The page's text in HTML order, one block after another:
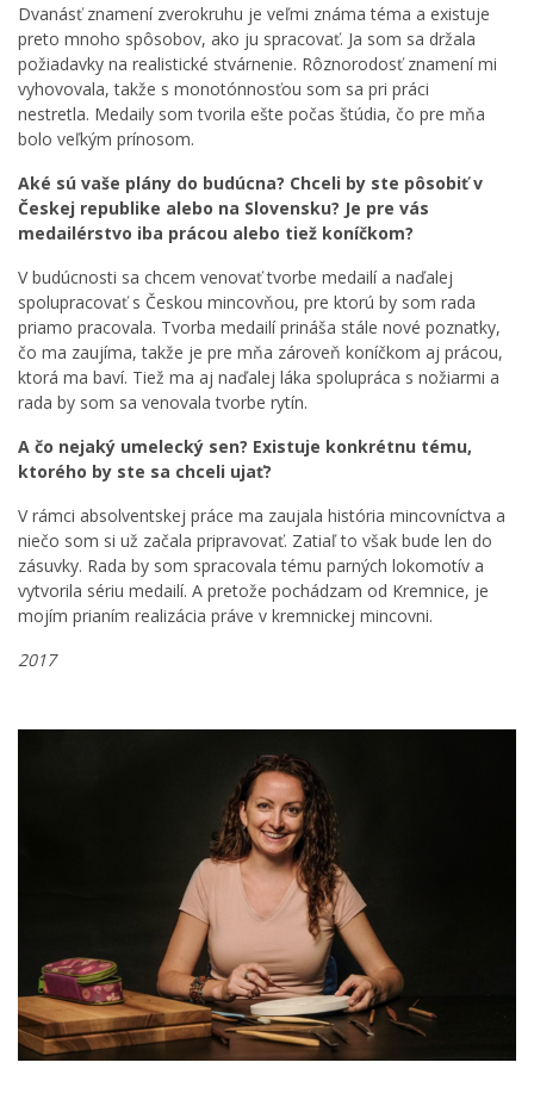
Dvanásť znamení zverokruhu je veľmi známa téma a existuje
preto mnoho spôsobov, ako ju spracovať. Ja som sa držala
požiadavky na realistické stvárnenie. Rôznorodosť znamení mi
vyhovovala, takže s monotónnosťou som sa pri práci
nestretla. Medaily som tvorila ešte počas štúdia, čo pre mňa
bolo veľkým prínosom.
Aké sú vaše plány do budúcna? Chceli by ste pôsobiť v
Českej republike alebo na Slovensku? Je pre vás
medailérstvo iba prácou alebo tiež koníčkom?
V budúcnosti sa chcem venovať tvorbe medailí a naďalej
spolupracovať s Českou mincovňou, pre ktorú by som rada
priamo pracovala. Tvorba medailí prináša stále nové poznatky,
čo ma zaujíma, takže je pre mňa zároveň koníčkom aj prácou,
ktorá ma baví. Tiež ma aj naďalej láka spolupráca s nožiarmi a
rada by som sa venovala tvorbe rytín.
A čo nejaký umelecký sen? Existuje konkrétnu tému,
ktorého by ste sa chceli ujať?
V rámci absolventskej práce ma zaujala história mincovníctva a
niečo som si už začala pripravovať. Zatiaľ to však bude len do
zásuvky. Rada by som spracovala tému parných lokomotív a
vytvorila sériu medailí. A pretože pochádzam od Kremnice, je
mojím prianím realizácia práve v kremnickej mincovni.
2017